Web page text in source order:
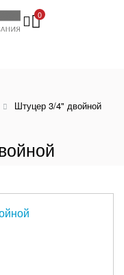
0
Штуцер 3/4" двойной